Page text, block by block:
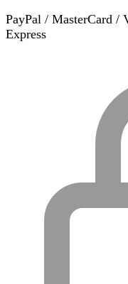
PayPal / MasterCard /
Express